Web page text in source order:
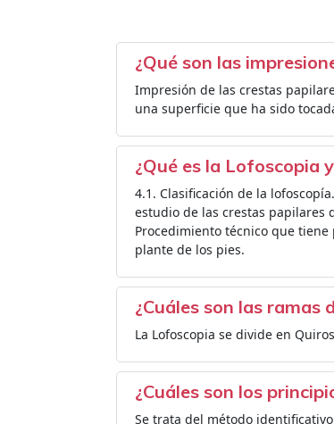
¿Qué son las
Impresión de las crestas
una superficie que ha sido
¿Qué es la Lofoscopia
4.1. Clasificación de la
estudio de las crestas papilares
Procedimiento técnico que
plante de los pies.
¿Cuáles son las ramas
La Lofoscopia se divide en
¿Cuáles son los
Se trata del método